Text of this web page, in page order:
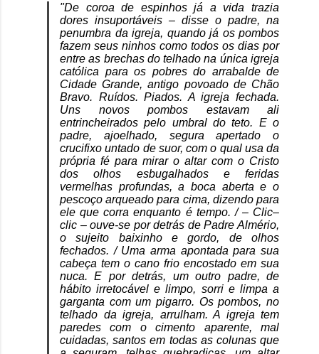
"De coroa de espinhos já a vida trazia
dores insuportáveis – disse o padre, na
penumbra da igreja, quando já os pombos
fazem seus ninhos como todos os dias por
entre as brechas do telhado na única igreja
católica para os pobres do arrabalde de
Cidade Grande, antigo povoado de Chão
Bravo. Ruídos. Piados. A igreja fechada.
Uns novos pombos estavam ali
entrincheirados pelo umbral do teto. E o
padre, ajoelhado, segura apertado o
crucifixo untado de suor, com o qual usa da
própria fé para mirar o altar com o Cristo
dos olhos esbugalhados e feridas
vermelhas profundas, a boca aberta e o
pescoço arqueado para cima, dizendo para
ele que corra enquanto é tempo. / – Clic–
clic – ouve-se por detrás de Padre Almério,
o sujeito baixinho e gordo, de olhos
fechados. / Uma arma apontada para sua
cabeça tem o cano frio encostado em sua
nuca. E por detrás, um outro padre, de
hábito irretocável e limpo, sorri e limpa a
garganta com um pigarro. Os pombos, no
telhado da igreja, arrulham. A igreja tem
paredes com o cimento aparente, mal
cuidadas, santos em todas as colunas que